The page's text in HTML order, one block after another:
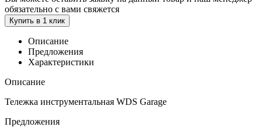
обязательно с вами свяжется
Купить в 1 клик
Описание
Предложения
Характеристики
Описание
Тележка инструментальная WDS Garage
Предложения